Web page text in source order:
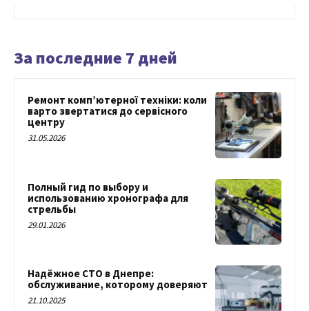
За последние 7 дней
Ремонт комп’ютерної техніки: коли
варто звертатися до сервісного
центру
31.05.2026
Полный гид по выбору и
использованию хронографа для
стрельбы
29.01.2026
Надёжное СТО в Днепре:
обслуживание, которому доверяют
21.10.2025